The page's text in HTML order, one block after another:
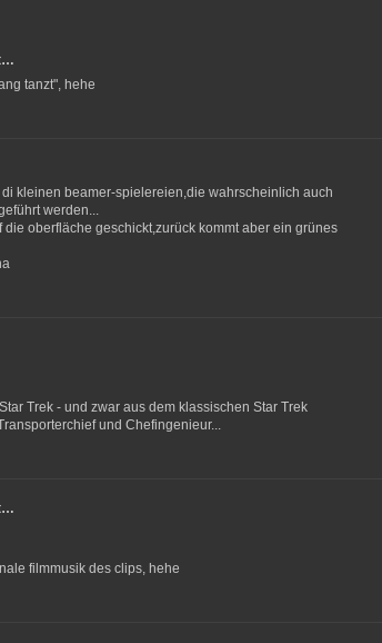
tanzt", hehe
kleinen beamer-spielereien,die wahrscheinlich auch
werden...
oberfläche geschickt,zurück kommt aber ein grünes
Trek - und zwar aus dem klassischen Star Trek
und Chefingenieur...
filmmusik des clips, hehe